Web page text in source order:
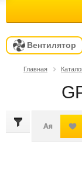
Вентилятор
Главная